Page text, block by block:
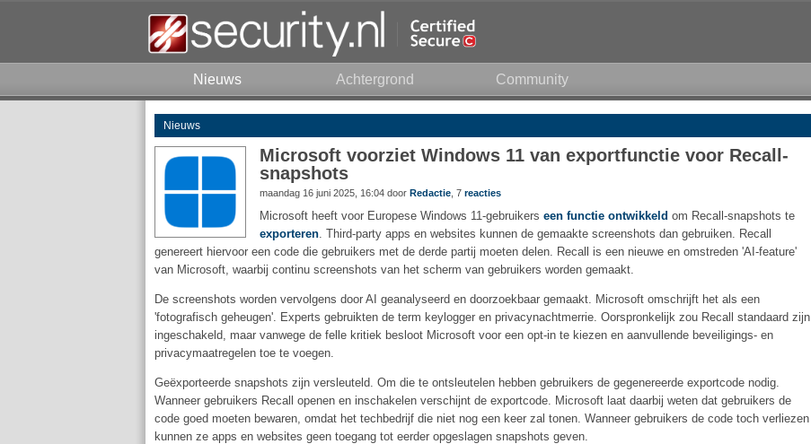
Nieuws Achtergrond Community
Nieuws
Microsoft voorziet Windows 11 van exportfunctie voor Recall-
snapshots
maandag 16 juni 2025, 16:04 door Redactie , 7 reacties
Microsoft heeft voor Europese Windows 11-gebruikers een functie ontwikkeld om Recall-snapshots te
exporteren. Third-party apps en websites kunnen de gemaakte screenshots dan gebruiken. Recall
genereert hiervoor een code die gebruikers met de derde partij moeten delen. Recall is een nieuwe en omstreden 'AI-feature'
van Microsoft, waarbij continu screenshots van het scherm van gebruikers worden gemaakt.
De screenshots worden vervolgens door AI geanalyseerd en doorzoekbaar gemaakt. Microsoft omschrijft het als een
'fotografisch geheugen'. Experts gebruikten de term keylogger en privacynachtmerrie. Oorspronkelijk zou Recall standaard zijn
ingeschakeld, maar vanwege de felle kritiek besloot Microsoft voor een opt-in te kiezen en aanvullende beveiligings- en
privacymaatregelen toe te voegen.
Geëxporteerde snapshots zijn versleuteld. Om die te ontsleutelen hebben gebruikers de gegenereerde exportcode nodig.
Wanneer gebruikers Recall openen en inschakelen verschijnt de exportcode. Microsoft laat daarbij weten dat gebruikers de
code goed moeten bewaren, omdat het techbedrijf die niet nog een keer zal tonen. Wanneer gebruikers de code toch verliezen
kunnen ze apps en websites geen toegang tot eerder opgeslagen snapshots geven.